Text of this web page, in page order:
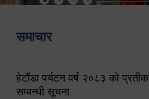
समाचार
हेटौंडा पर्यटन वर्ष २०८३ को प्रतीक
सम्बन्धी सूचना